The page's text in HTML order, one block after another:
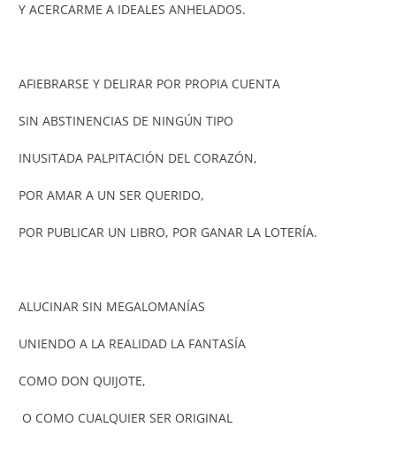
Y ACERCARME A IDEALES ANHELADOS.
AFIEBRARSE Y DELIRAR POR PROPIA CUENTA
SIN ABSTINENCIAS DE NINGÚN TIPO
INUSITADA PALPITACIÓN DEL CORAZÓN,
POR AMAR A UN SER QUERIDO,
POR PUBLICAR UN LIBRO, POR GANAR LA LOTERÍA.
ALUCINAR SIN MEGALOMANÍAS
UNIENDO A LA REALIDAD LA FANTASÍA
COMO DON QUIJOTE,
O COMO CUALQUIER SER ORIGINAL